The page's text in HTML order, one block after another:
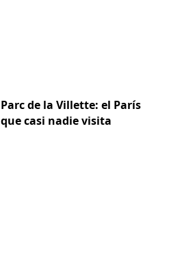
Parc de la Villette: el París
que casi nadie visita